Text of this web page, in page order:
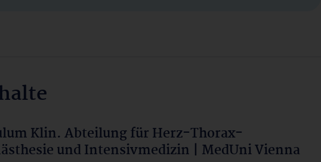
Klin. Abteilung für Herz-Thorax-
und Intensivmedizin | MedUni Vienna